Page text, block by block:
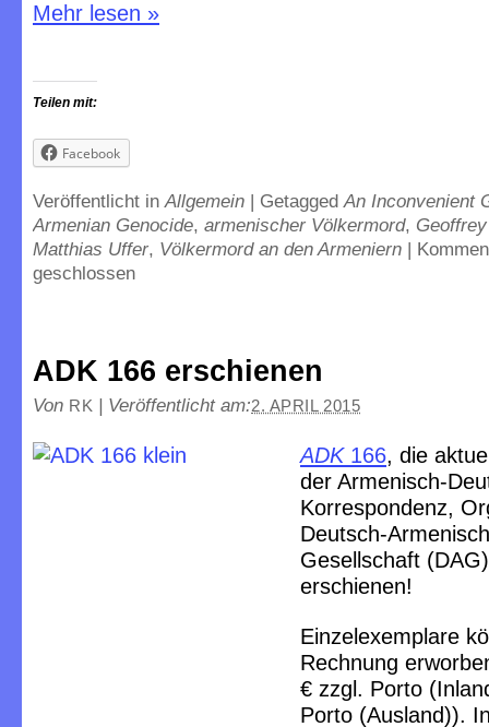
Mehr lesen »
Teilen mit:
Facebook
Veröffentlicht inAllgemein | GetaggedAn Inconvenient
Armenian Genocide, armenischer Völkermord,
Matthias Uffer, Völkermord an den Armeniern |
geschlossen
ADK 166 erschienen
Von RK | Veröffentlicht am:2. APRIL 2015
ADK 166, die
der Armenisch-
Korrespondenz,
Deutsch-
Gesellschaft (DAG)
erschienen!
Einzelexemplare
Rechnung
€ zzgl. Porto
Porto (Ausland)).